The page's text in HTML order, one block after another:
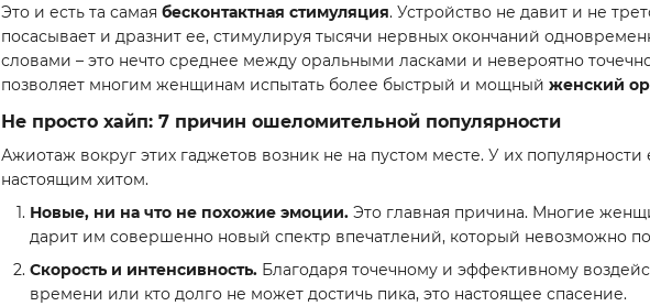
Это и есть та самая бесконтактная стимуляция. Устройство не давит и не
посасывает и дразнит ее, стимулируя тысячи нервных окончаний
словами – это нечто среднее между оральными ласками и невероятно
позволяет многим женщинам испытать более быстрый и мощный женский
Не просто хайп: 7 причин ошеломительной популярности
Ажиотаж вокруг этих гаджетов возник не на пустом месте. У их
настоящим хитом.
Новые, ни на что не похожие эмоции. Это главная причина. Многие
дарит им совершенно новый спектр впечатлений, который невозможно
Скорость и интенсивность. Благодаря точечному и эффективному
времени или кто долго не может достичь пика, это настоящее спасение.